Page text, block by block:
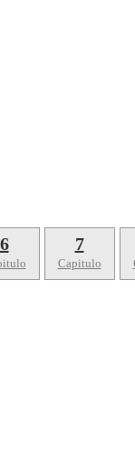
6 7
Capitulo